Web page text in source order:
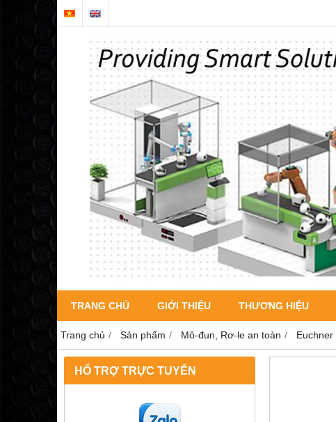
TRANG CHỦ GIỚI THIỆU THƯƠNG HIỆU
Trang chủ Sản phẩm Mô-đun, Rơ-le an toàn Euchner
HỔ TRỢ TRỰC TUYẾN